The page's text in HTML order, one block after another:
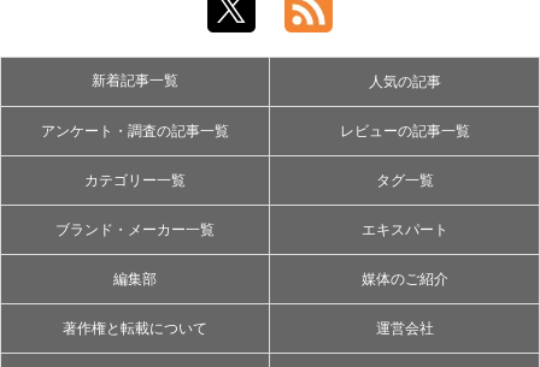
新着記事一覧 人気の記事
アンケート・調査の記事一覧 レビューの記事一覧
カテゴリー一覧 タグ一覧
ブランド・メーカー一覧 エキスパート
編集部 媒体のご紹介
著作権と転載について 運営会社